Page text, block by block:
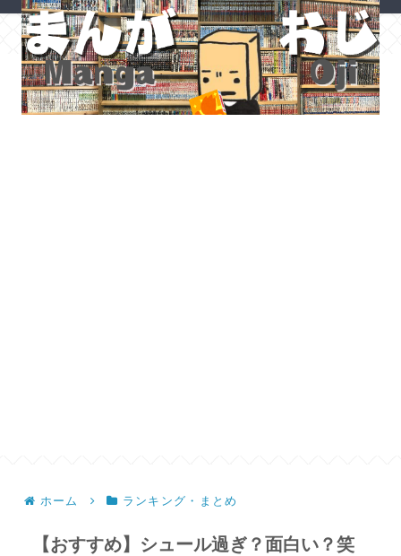
ホーム ランキング・まとめ
【おすすめ】シュール過ぎ？面白い？笑